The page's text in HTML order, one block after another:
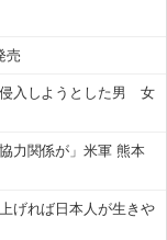
売
侵入しようとした男 女
力関係が」米軍 熊本
げれば日本人が生きや